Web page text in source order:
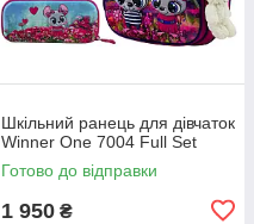
Шкільний ранець для дівчаток
Winner One 7004 Full Set
Готово до відправки
1 950 ₴